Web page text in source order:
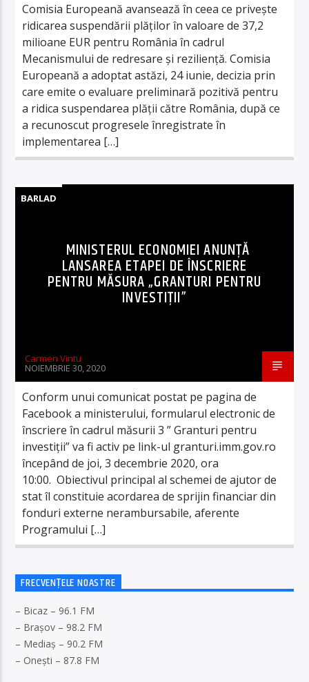
Comisia Europeană avansează în ceea ce privește
ridicarea suspendării plăților în valoare de 37,2
milioane EUR pentru România în cadrul
Mecanismului de redresare și reziliență. Comisia
Europeană a adoptat astăzi, 24 iunie, decizia prin
care emite o evaluare preliminară pozitivă pentru
a ridica suspendarea plății către România, după ce
a recunoscut progresele înregistrate în
implementarea […]
BARLAD
MINISTERUL ECONOMIEI ANUNŢĂ
LANSAREA ETAPEI DE ÎNSCRIERE
PENTRU MĂSURA „GRANTURI PENTRU
INVESTIŢII”
Carmen Vintu
NOIEMBRIE 30, 2020
Conform unui comunicat postat pe pagina de
Facebook a ministerului, formularul electronic de
înscriere în cadrul măsurii 3 ” Granturi pentru
investiţii” va fi activ pe link-ul granturi.imm.gov.ro
începând de joi, 3 decembrie 2020, ora
10:00. Obiectivul principal al schemei de ajutor de
stat îl constituie acordarea de sprijin financiar din
fonduri externe nerambursabile, aferente
Programului […]
FRECVENȚELE NOASTRE
– Bicaz – 96.1 FM
– Brașov – 98.2 FM
– Mediaș – 90.2 FM
– Onești – 87.8 FM